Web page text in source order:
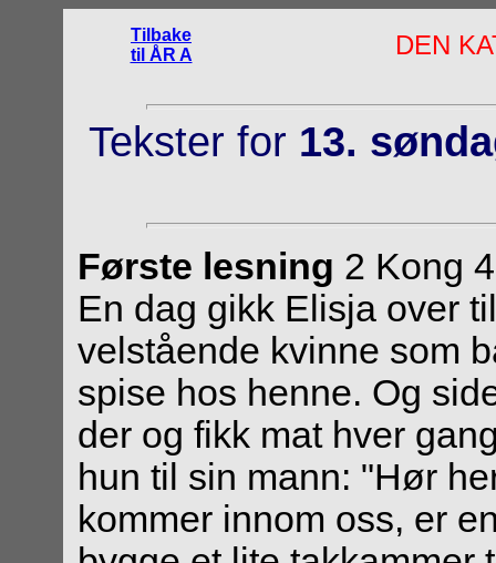
Tilbake
til ÅR A
DEN
Tekster for 13.
Første lesning 2 Kong
En dag gikk Elisja over
velstående kvinne som
spise hos henne. Og
der og fikk mat hver
hun til sin mann: "Hør
kommer innom oss, er